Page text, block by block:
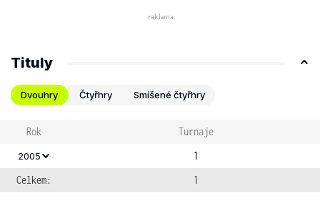
Tituly
Dvouhry Čtyřhry Smíšené čtyřhry
Rok Turnaje
2005
1
Celkem:
1